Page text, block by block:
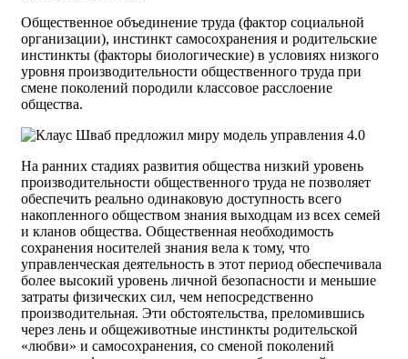
Общественное объединение труда (фактор социальной
организации), инстинкт самосохранения и родительские
инстинкты (факторы биологические) в условиях низкого
уровня производительности общественного труда при
смене поколений породили классовое расслоение
общества.
На ранних стадиях развития общества низкий уровень
производительности общественного труда не позволяет
обеспечить реально одинаковую доступность всего
накопленного обществом знания выходцам из всех семей
и кланов общества. Общественная необходимость
сохранения носителей знания вела к тому, что
управленческая деятельность в этот период обеспечивала
более высокий уровень личной безопасности и меньшие
затраты физических сил, чем непосредственно
производительная. Эти обстоятельства, преломившись
через лень и общеживотные инстинкты родительской
«любви» и самосохранения, со сменой поколений